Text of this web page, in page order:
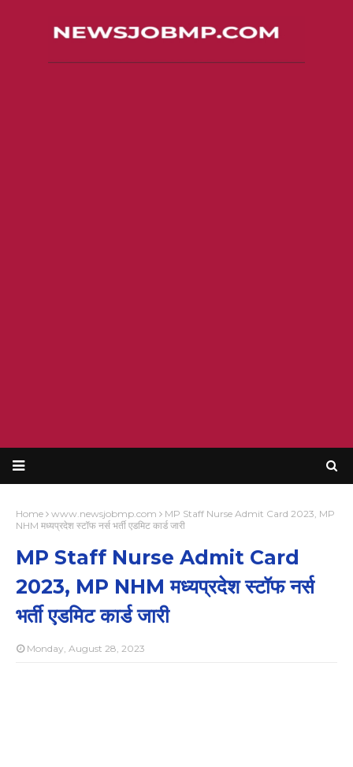
Home www.newsjobmp.com
MP Staff Nurse Admit Card 2023, MP
NHM मध्यप्रदेश स्‍टॉफ नर्स भर्ती एडमिट कार्ड जारी
MP Staff Nurse Admit Card
2023, MP NHM मध्यप्रदेश स्‍टॉफ नर्स
भर्ती एडमिट कार्ड जारी
Monday, August 28, 2023